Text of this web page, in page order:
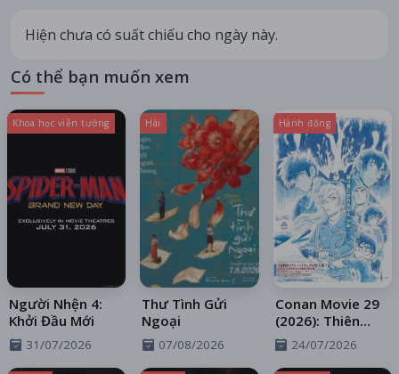
Hiện chưa có suất chiếu cho ngày này.
Có thể bạn muốn xem
Khoa học viễn tưởng
Người Nhện 4:
Khởi Đầu Mới
31/07/2026
Hài
Thư Tình Gửi
Ngoại
07/08/2026
Hành động
Conan Movie 29
(2026): Thiên
Thần Sa Ngã
Trên Xa Lộ
24/07/2026